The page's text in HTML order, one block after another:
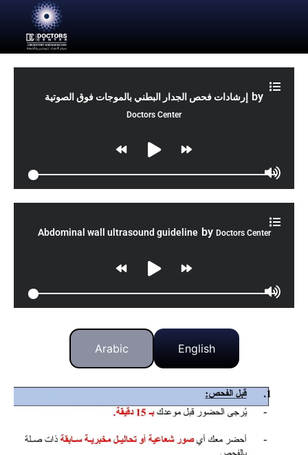
إرشادات فحص الجدار البطني بالموجات فوق الصوتية by
Doctors Center
Abdominal wall ultrasound guideline by Doctors Center
Arabic English